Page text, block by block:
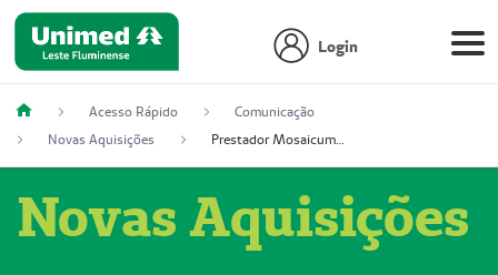
Login
Acesso Rápido
Comunicação
Novas Aquisições
Prestador Mosaicum Espaço Clínico Eireli (51004355-5)
Novas Aquisições